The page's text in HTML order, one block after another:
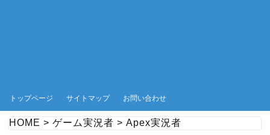
トップページ サイトマップ お問い合わせ
HOME > ゲーム実況者 > Apex実況者